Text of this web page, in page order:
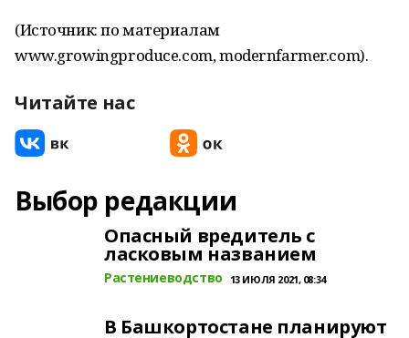
(Источник: по материалам
www.growingproduce.com, modernfarmer.com).
Читайте нас
Выбор редакции
Опасный вредитель с
ласковым названием
Растениеводство 13 ИЮЛЯ 2021, 08:34
В Башкортостане планируют